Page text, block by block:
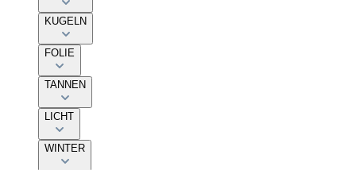
KUGELN
FOLIE
TANNEN
LICHT
WINTER